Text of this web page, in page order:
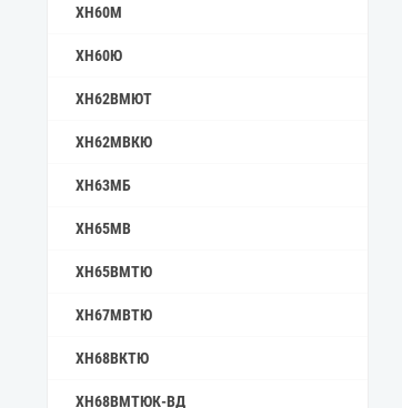
ХН60М
ХН60Ю
ХН62ВМЮТ
ХН62МВКЮ
ХН63МБ
ХН65МВ
ХН65ВМТЮ
ХН67МВТЮ
ХН68ВКТЮ
ХН68ВМТЮК-ВД